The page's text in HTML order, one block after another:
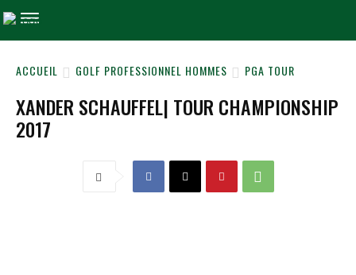
ACCUEIL GOLF PROFESSIONNEL HOMMES PGA TOUR
XANDER SCHAUFFEL| TOUR CHAMPIONSHIP
2017